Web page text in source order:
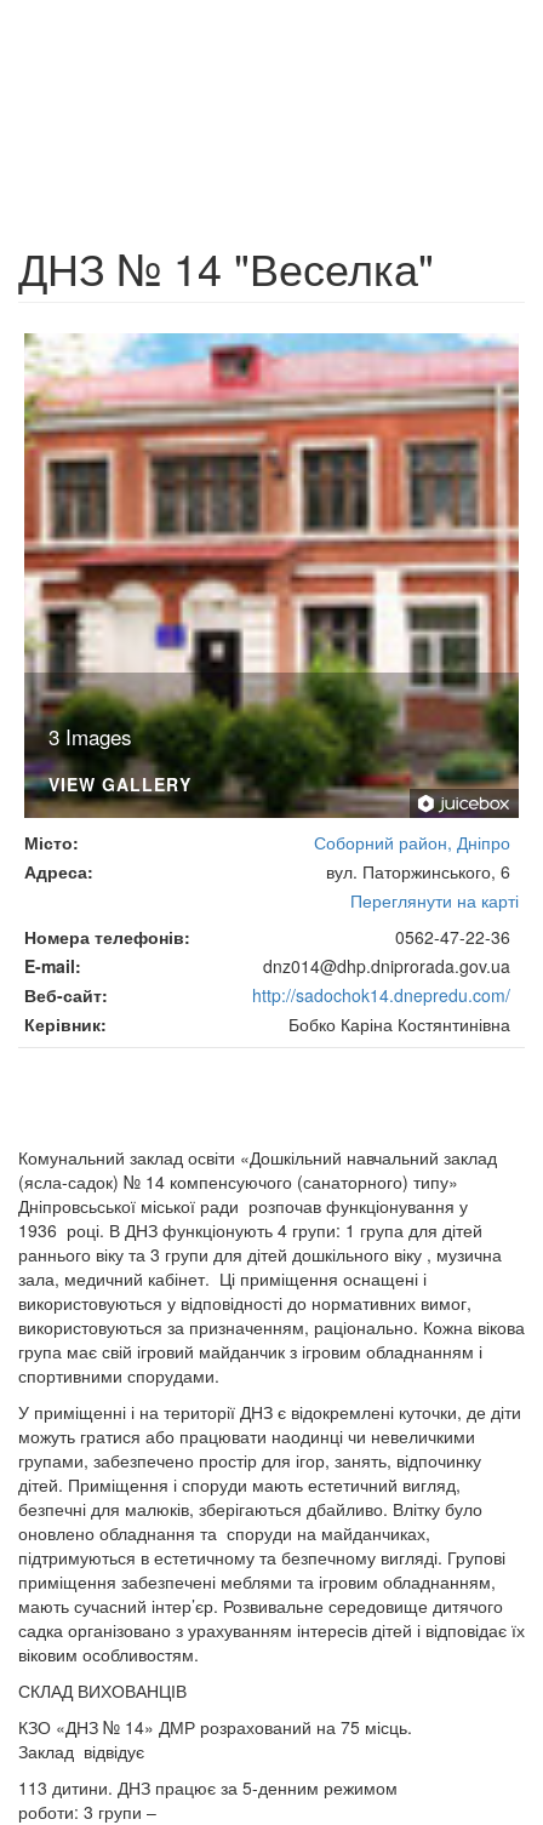
ДНЗ № 14 "Веселка"
3 Images
VIEW GALLERY
Місто
Соборний район, Дніпро
Адреса
вул. Паторжинського, 6
Переглянути на карті
Номера телефонів
0562-47-22-36
E-mail
dnz014@dhp.dniprorada.gov.ua
Веб-сайт
http://sadochok14.dnepredu.com/
Керівник
Бобко Каріна Костянтинівна
Комунальний заклад освіти «Дошкільний навчальний заклад
(ясла-садок) № 14 компенсуючого (санаторного) типу»
Дніпровсьської міської ради розпочав функціонування у
1936 році. В ДНЗ функціонують 4 групи: 1 група для дітей
раннього віку та 3 групи для дітей дошкільного віку , музична
зала, медичний кабінет. Ці приміщення оснащені і
використовуються у відповідності до нормативних вимог,
використовуються за призначенням, раціонально. Кожна вікова
група має свій ігровий майданчик з ігровим обладнанням і
спортивними спорудами.
У приміщенні і на території ДНЗ є відокремлені куточки, де діти
можуть гратися або працювати наодинці чи невеличкими
групами, забезпечено простір для ігор, занять, відпочинку
дітей. Приміщення і споруди мають естетичний вигляд,
безпечні для малюків, зберігаються дбайливо. Влітку було
оновлено обладнання та споруди на майданчиках,
підтримуються в естетичному та безпечному вигляді. Групові
приміщення забезпечені меблями та ігровим обладнанням,
мають сучасний інтер’єр. Розвивальне середовище дитячого
садка організовано з урахуванням інтересів дітей і відповідає їх
віковим особливостям.
СКЛАД ВИХОВАНЦІВ
КЗО «ДНЗ № 14» ДМР розрахований на 75 місць.
Заклад відвідує
113 дитини. ДНЗ працює за 5-денним режимом
роботи: 3 групи –